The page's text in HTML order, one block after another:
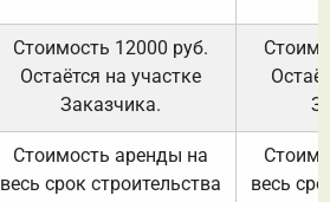
Стоимость 12000 руб.
Остаётся на участке
Заказчика.
Стоимость аренды на
весь срок строительства
весь